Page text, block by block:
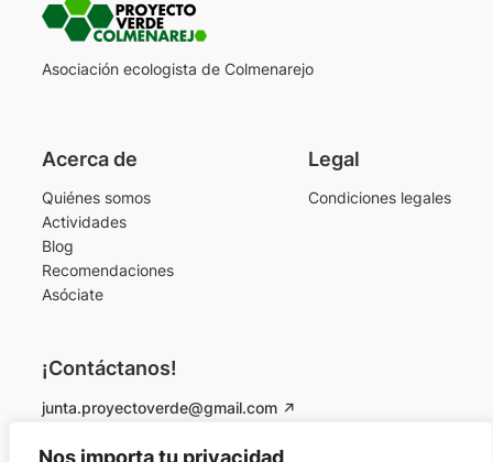
Nos importa tu privacidad
Asociación ecologista de Colmenarejo
Acerca de
Quiénes somos
Actividades
Blog
Recomendaciones
Asóciate
Legal
Condiciones legales
¡Contáctanos!
junta.proyectoverde@gmail.com